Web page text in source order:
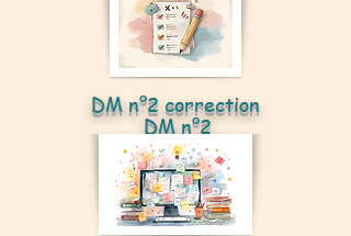
DM n°2
DM n°2 correction